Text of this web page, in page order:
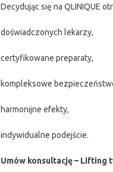
Decydując się na QLINIQUE
doświadczonych lekarzy,
certyfikowane preparaty,
kompleksowe
harmonijne efekty,
indywidualne podejście.
Umów konsultację – Lifting